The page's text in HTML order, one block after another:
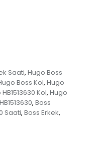
Saati, Hugo Boss
Boss Kol, Hugo
Kol, Hugo
, Boss
Saati, Boss Erkek,